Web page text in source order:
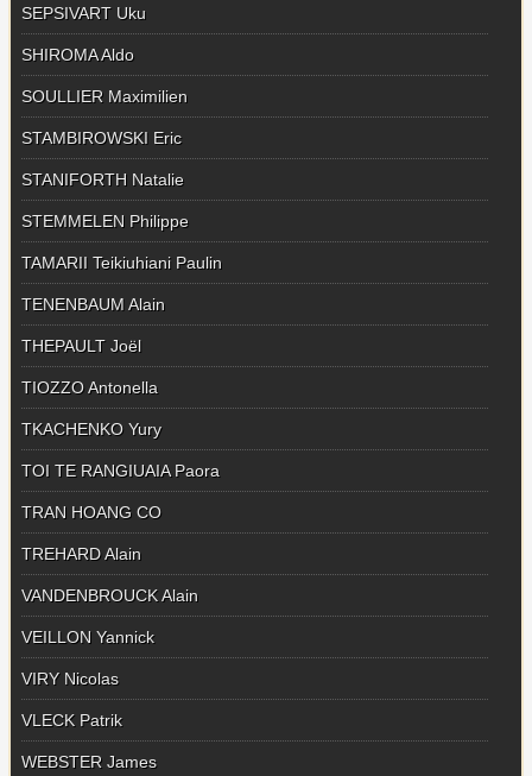
SEPSIVART Uku
SHIROMA Aldo
SOULLIER Maximilien
STAMBIROWSKI Eric
STANIFORTH Natalie
STEMMELEN Philippe
TAMARII Teikiuhiani Paulin
TENENBAUM Alain
THEPAULT Joël
TIOZZO Antonella
TKACHENKO Yury
TOI TE RANGIUAIA Paora
TRAN HOANG CO
TREHARD Alain
VANDENBROUCK Alain
VEILLON Yannick
VIRY Nicolas
VLECK Patrik
WEBSTER James